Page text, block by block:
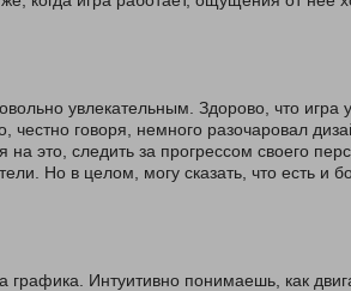
увлекательным. Здорово, что игра
говоря, немного разочаровал
это, следить за прогрессом своего
Но в целом, могу сказать, что есть и
Интуитивно понимаешь, как